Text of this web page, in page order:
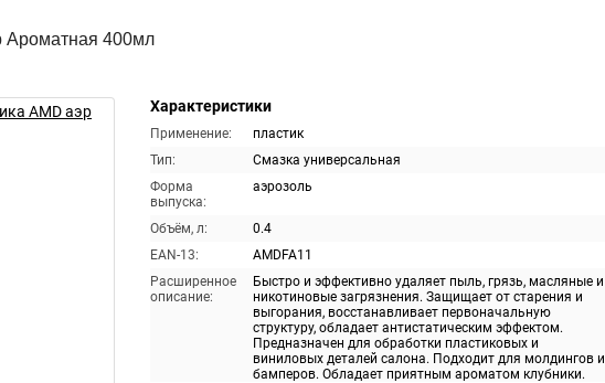
Ароматная 400мл
Характеристики
Применение:
пластик
Тип:
Смазка универсальная
Форма
выпуска:
аэрозоль
Объём, л:
0.4
EAN-13:
AMDFA11
Расширенное
описание:
Быстро и эффективно удаляет пыль, грязь, масляные и
никотиновые загрязнения. Защищает от старения и
выгорания, восстанавливает первоначальную
структуру, обладает антистатическим эффектом.
Предназначен для обработки пластиковых и
виниловых деталей салона. Подходит для молдингов и
бамперов. Обладает приятным ароматом клубники.